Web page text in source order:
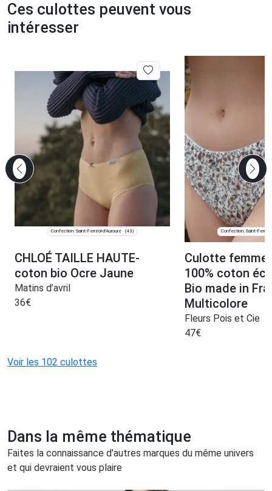
Ces culottes peuvent vous
intéresser
Confection: Saint-Ferréol-d'Auroure (43)
CHLOÉ TAILLE HAUTE-
coton bio Ocre Jaune
Matins d’avril
36€
Confection: Saint-
Culotte femme
100% coton
Bio made in
Multicolore
Fleurs Pois et Cie
47€
Voir les 102 culottes
Dans la même thématique
Faites la connaissance d'autres marques du même univers
et qui devraient vous plaire